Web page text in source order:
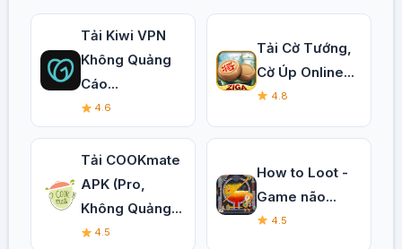
Tải Kiwi VPN
Không Quảng
Cáo...
4.6
Tải Cờ Tướng,
Cờ Úp Online...
4.8
Tải COOKmate
APK (Pro,
Không Quảng...
4.5
How to Loot -
Game não...
4.5